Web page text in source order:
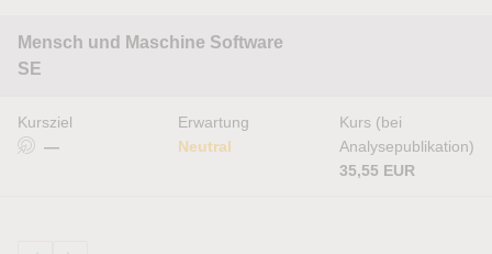
Mensch und Maschine Software
SE
Kursziel
—
Erwartung
Neutral
Kurs (bei
Analysepublikation)
35,55 EUR